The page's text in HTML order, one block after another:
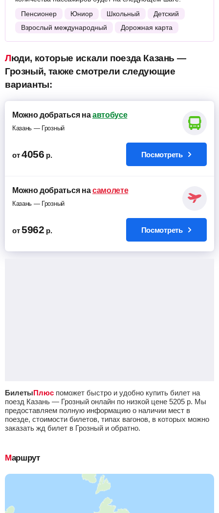
Пенсионер
Юниор Школьный
Детский
Взрослый международный
Дорожная карта
Люди, которые искали поезда Казань —
Грозный, также смотрели следующие
варианты:
Можно добраться наавтобусе
Казань — Грозный
от4056 р. Посмотреть
Можно добраться насамолете
Казань — Грозный
от5962 р. Посмотреть
БилетыПлюс поможет быстро и удобно купить билет на
поезд Казань — Грозный онлайн по низкой цене 5205 р. Мы
предоставляем полную информацию о наличии мест в
поезде, стоимости билетов, типах вагонов, в которых можно
заказать жд билет в Грозный и обратно.
Маршрут